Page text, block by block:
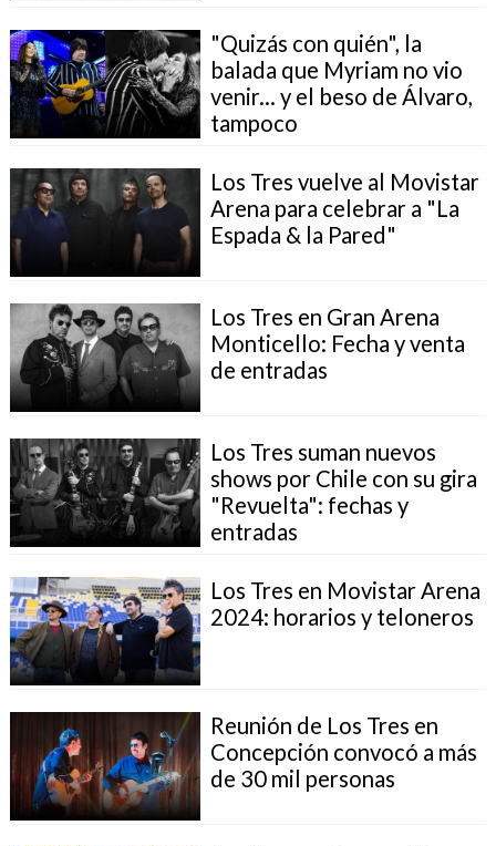
"Quizás con quién", la
balada que Myriam no vio
venir... y el beso de Álvaro,
tampoco
Los Tres vuelve al Movistar
Arena para celebrar a "La
Espada & la Pared"
Los Tres en Gran Arena
Monticello: Fecha y venta
de entradas
Los Tres suman nuevos
shows por Chile con su gira
"Revuelta": fechas y
entradas
Los Tres en Movistar Arena
2024: horarios y teloneros
Reunión de Los Tres en
Concepción convocó a más
de 30 mil personas